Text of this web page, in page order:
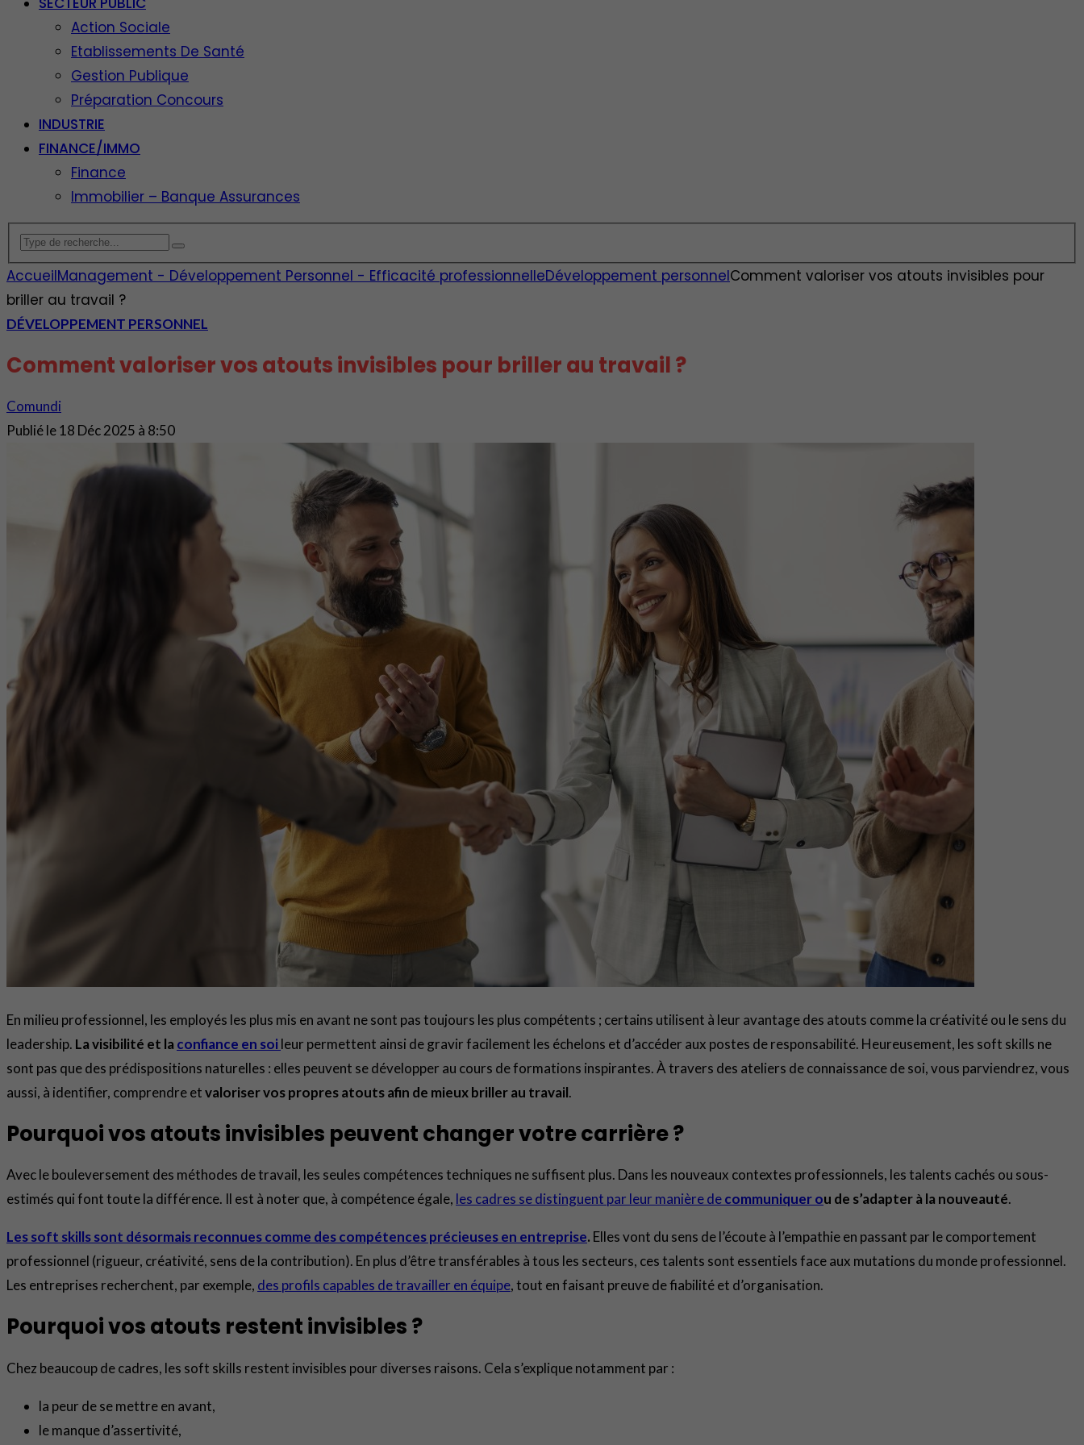
Action Sociale
Etablissements De Santé
Gestion Publique
Préparation Concours
INDUSTRIE
FINANCE/IMMO
Finance
Immobilier – Banque Assurances
AccueilManagement - Développement Personnel - Efficacité professionnelleDéveloppement personnelComment valoriser vos atouts invisibles pour
briller au travail ?
DÉVELOPPEMENT PERSONNEL
Comment valoriser vos atouts invisibles pour briller au travail ?
Comundi
Publié le18 Déc 2025 à 8:50
En milieu professionnel, les employés les plus mis en avant ne sont pas toujours les plus compétents ; certains utilisent à leur avantage des atouts comme la créativité ou le sens du
leadership. La visibilité et la confiance en soi leur permettent ainsi de gravir facilement les échelons et d’accéder aux postes de responsabilité. Heureusement, les soft skills ne
sont pas que des prédispositions naturelles : elles peuvent se développer au cours de formations inspirantes. À travers des ateliers de connaissance de soi, vous parviendrez, vous
aussi, à identifier, comprendre etvaloriser vos propres atouts afin de mieux briller au travail.
Pourquoi vos atouts invisibles peuvent changer votre carrière ?
Avec le bouleversement des méthodes de travail, les seules compétences techniques ne suffisent plus. Dans les nouveaux contextes professionnels, les talents cachés ou sous-
estimés qui font toute la différence. Il est à noter que, à compétence égale, les cadres se distinguent par leur manière decommuniquer ou de s’adapter à la nouveauté.
Les soft skills sont désormais reconnues comme des compétences précieuses en entreprise. Elles vont du sens de l’écoute à l’empathie en passant par le comportement
professionnel (rigueur, créativité, sens de la contribution). En plus d’être transférables à tous les secteurs, ces talents sont essentiels face aux mutations du monde professionnel.
Les entreprises recherchent, par exemple, des profils capables de travailler en équipe, tout en faisant preuve de fiabilité et d’organisation.
Pourquoi vos atouts restent invisibles ?
Chez beaucoup de cadres, les soft skills restent invisibles pour diverses raisons. Cela s’explique notamment par :
la peur de se mettre en avant,
le manque d’assertivité,